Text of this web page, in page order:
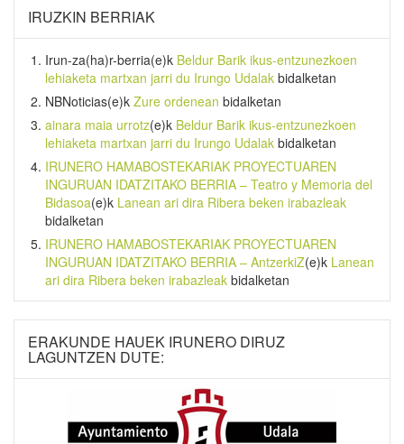
IRUZKIN BERRIAK
Irun-za(ha)r-berria(e)k Beldur Barik ikus-entzunezkoen
lehiaketa martxan jarri du Irungo Udalak bidalketan
NBNoticias(e)k Zure ordenean bidalketan
ainara maia urrotz(e)k Beldur Barik ikus-entzunezkoen
lehiaketa martxan jarri du Irungo Udalak bidalketan
IRUNERO HAMABOSTEKARIAK PROYECTUAREN
INGURUAN IDATZITAKO BERRIA – Teatro y Memoria del
Bidasoa(e)k Lanean ari dira Ribera beken irabazleak
bidalketan
IRUNERO HAMABOSTEKARIAK PROYECTUAREN
INGURUAN IDATZITAKO BERRIA – AntzerkiZ(e)k Lanean
ari dira Ribera beken irabazleak bidalketan
ERAKUNDE HAUEK IRUNERO DIRUZ
LAGUNTZEN DUTE: